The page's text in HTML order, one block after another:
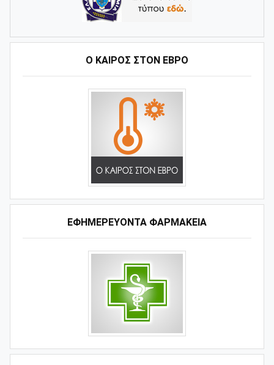
Ο ΚΑΙΡΌΣ ΣΤΟΝ ΈΒΡΟ
ΕΦΗΜΕΡΕΥΟΝΤΑ ΦΑΡΜΑΚΕΙΑ